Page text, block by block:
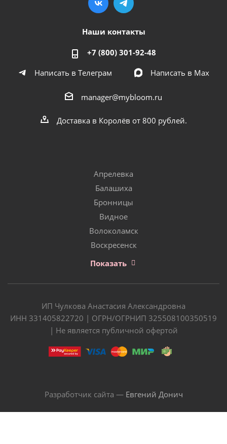
Наши контакты
+7 (800) 301-92-48
Написать в Телеграм
Написать в Мах
manager@mybloom.ru
Доставка в Королёв от 800 рублей.
Апрелевка
Балашиха
Бронницы
Видное
Волоколамск
Воскресенск
Показать
ИП Чулкова Анастасия Александровна
ИНН 331405822720 | ОГРН/ОГРНИП 325508100350519
| Не является публичной офертой
Разработчик сайта — Евгений Донич